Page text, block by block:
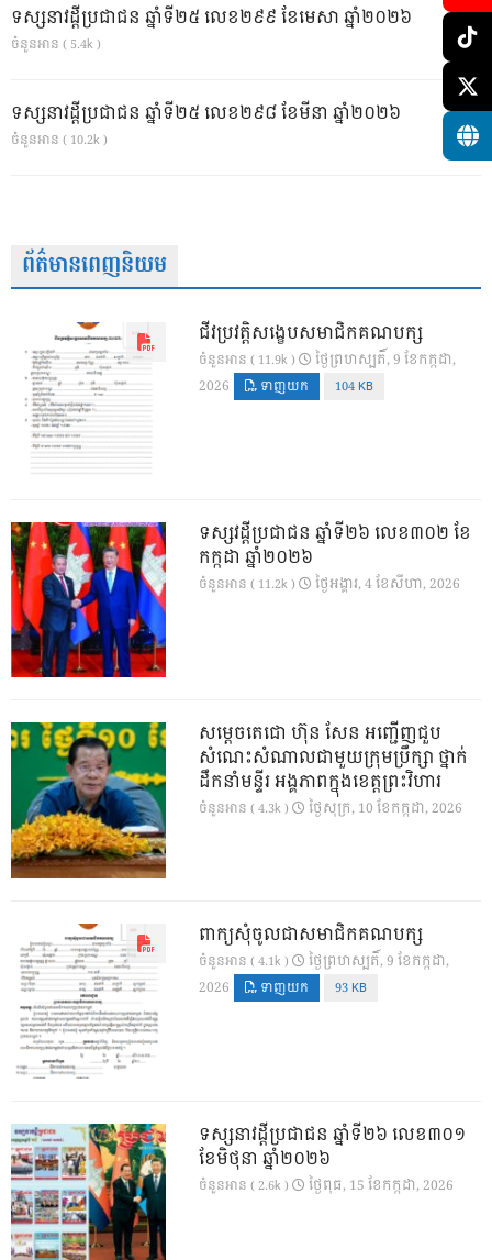
ទស្សនាវដ្ដីប្រជាជន ឆ្នាំទី២៥ លេខ២៩៩ ខែមេសា ឆ្នាំ២០២៦
ចំនួនអាន ( 5.4k )
ទស្សនាវដ្ដីប្រជាជន ឆ្នាំទី២៥ លេខ២៩៨ ខែមីនា ឆ្នាំ២០២៦
ចំនួនអាន ( 10.2k )
ព័ត៌មានពេញនិយម
ជីវប្រវត្តិសង្ខេបសមាជិកគណបក្ស
ចំនួនអាន ( 11.9k )
ថ្ងៃ​ព្រហស្បតិ៍, 9 ខែ​កក្កដា,
2026
ទាញយក 104 KB
ទស្សវដ្តីប្រជាជន ឆ្នាំទី២៦ លេខ៣០២ ខែ
កក្កដា ឆ្នាំ២០២៦
ចំនួនអាន ( 11.2k ) ថ្ងៃ​អង្គារ, 4 ខែ​សីហា, 2026
សម្តេចតេជោ ហ៊ុន សែន អញ្ជើញជួប
សំណេះសំណាលជាមួយក្រុមប្រឹក្សា ថ្នាក់
ដឹកនាំមន្ទីរ អង្គភាពក្នុងខេត្តព្រះវិហារ
ចំនួនអាន ( 4.3k ) ថ្ងៃ​សុក្រ, 10 ខែ​កក្កដា, 2026
ពាក្យសុំចូលជាសមាជិកគណបក្ស
ចំនួនអាន ( 4.1k )
ថ្ងៃ​ព្រហស្បតិ៍, 9 ខែ​កក្កដា,
2026
ទាញយក 93 KB
ទស្សនាវដ្ដីប្រជាជន ឆ្នាំទី២៦ លេខ៣០១
ខែមិថុនា ឆ្នាំ២០២៦
ចំនួនអាន ( 2.6k ) ថ្ងៃ​ពុធ, 15 ខែ​កក្កដា, 2026